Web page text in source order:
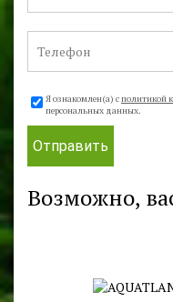
Я ознакомлен(а) сполитикой
персональных данных.
Отправить
Возможно,